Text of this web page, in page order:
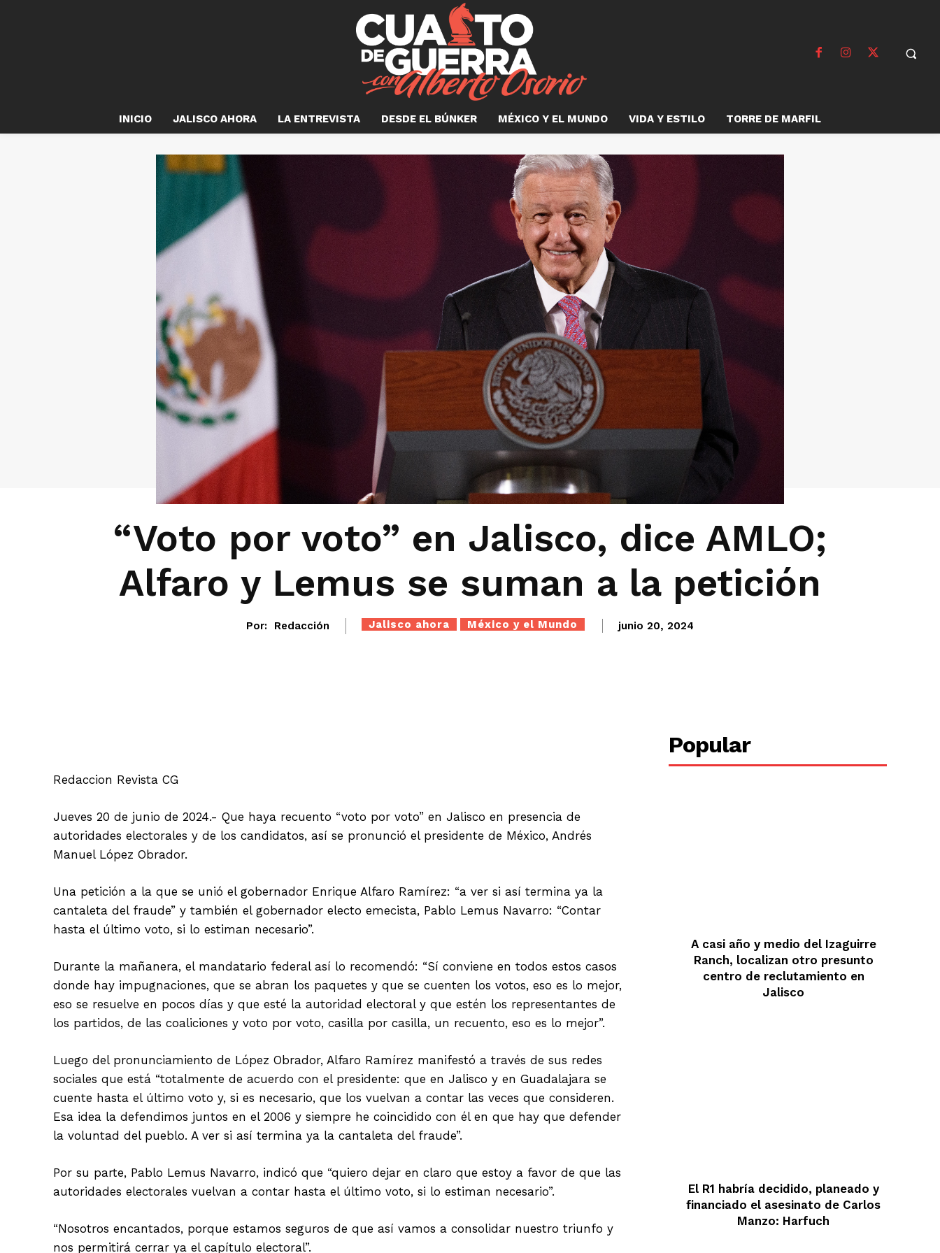
INICIO JALISCO AHORA LA ENTREVISTA DESDE EL BÚNKER MÉXICO Y EL MUNDO VIDA Y ESTILO TORRE DE MARFIL
“Voto por voto” en Jalisco, dice AMLO;
Alfaro y Lemus se suman a la petición
Por: Redacción Jalisco ahora México y el Mundo junio 20, 2024
Redaccion Revista CG
Jueves 20 de junio de 2024.- Que haya recuento “voto por voto” en Jalisco en presencia de
autoridades electorales y de los candidatos, así se pronunció el presidente de México, Andrés
Manuel López Obrador.
Una petición a la que se unió el gobernador Enrique Alfaro Ramírez: “a ver si así termina ya la
cantaleta del fraude” y también el gobernador electo emecista, Pablo Lemus Navarro: “Contar
hasta el último voto, si lo estiman necesario”.
Durante la mañanera, el mandatario federal así lo recomendó: “Sí conviene en todos estos casos
donde hay impugnaciones, que se abran los paquetes y que se cuenten los votos, eso es lo mejor,
eso se resuelve en pocos días y que esté la autoridad electoral y que estén los representantes de
los partidos, de las coaliciones y voto por voto, casilla por casilla, un recuento, eso es lo mejor”.
Luego del pronunciamiento de López Obrador, Alfaro Ramírez manifestó a través de sus redes
sociales que está “totalmente de acuerdo con el presidente: que en Jalisco y en Guadalajara se
cuente hasta el último voto y, si es necesario, que los vuelvan a contar las veces que consideren.
Esa idea la defendimos juntos en el 2006 y siempre he coincidido con él en que hay que defender
la voluntad del pueblo. A ver si así termina ya la cantaleta del fraude”.
Por su parte, Pablo Lemus Navarro, indicó que “quiero dejar en claro que estoy a favor de que las
autoridades electorales vuelvan a contar hasta el último voto, si lo estiman necesario”.
“Nosotros encantados, porque estamos seguros de que así vamos a consolidar nuestro triunfo y
nos permitirá cerrar ya el capítulo electoral”.
Popular
A casi año y medio del Izaguirre
Ranch, localizan otro presunto
centro de reclutamiento en
Jalisco
El R1 habría decidido, planeado y
financiado el asesinato de Carlos
Manzo: Harfuch